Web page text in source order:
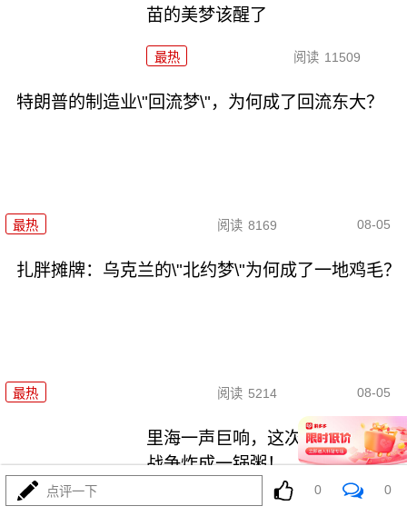
苗的美梦该醒了
最热 阅读 11509
特朗普的制造业\"回流梦\"，为何成了回流东大？
最热 阅读 8169 08-05
扎胖摊牌：乌克兰的\"北约梦\"为何成了一地鸡毛？
最热 阅读 5214 08-05
里海一声巨响，这次差点把两场
战争炸成一锅粥！
最热
点评一下 0 0